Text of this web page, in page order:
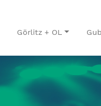
Görlitz + OL